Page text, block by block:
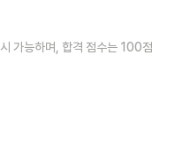
가능하며, 합격 점수는 100점